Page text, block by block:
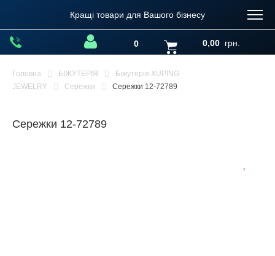
Кращі товари для Вашого бізнесу
0 0,00 грн.
Головна БІЖУТЕРІЯ
Біжутерія XUPING
JEWELRY
Сережки Сережки 12-72789
Сережки 12-72789